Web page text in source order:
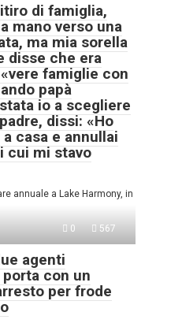
di famiglia,
mano verso una
ma mia sorella
disse che era
famiglie con
papà
io a scegliere
dissi: «Ho
casa e annullai
cui mi stavo
annuale a Lake Harmony, in
0 567
agenti
con un
per frode